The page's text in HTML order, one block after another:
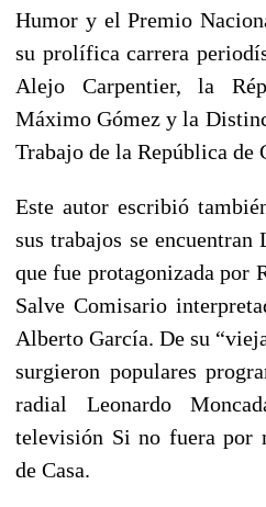
Humor y el Premio
su prolífica carrera
Alejo Carpentier, la
Máximo Gómez y la
Trabajo de la República de
Este autor escribió
sus trabajos se encuentran
que fue protagonizada por
Salve Comisario
Alberto García. De su
surgieron populares
radial Leonardo
televisión Si no fuera por
de Casa.